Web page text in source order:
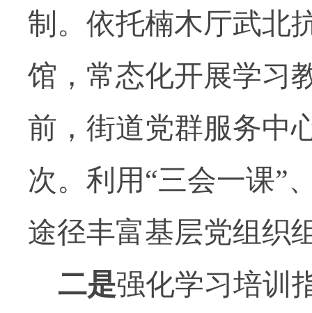
制。依托楠木厅武北
馆，常态化开展学习
前，街道党群服务中
次。利用“三会一课”
途径丰富基层党组织
二是强化学习培训